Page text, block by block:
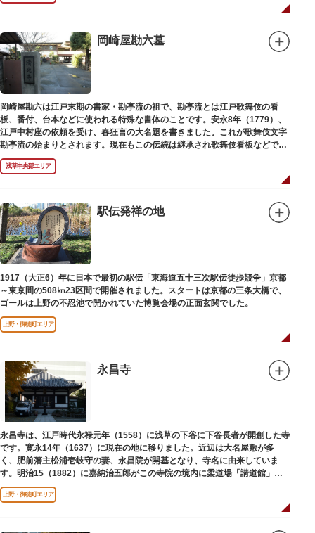
岡崎屋勘六墓
岡崎屋勘六は江戸末期の書家・勘亭流の祖で、勘亭流とは江戸歌舞伎の看
板、番付、台本などに使われる特殊な書体のことです。安永8年（1779）、
江戸中村座の依頼を受け、春狂言の大名題を書きました。これが歌舞伎文字
勘亭流の始まりとされます。現在もこの伝統は継承され歌舞伎看板などで使
われています。 お墓は清光寺（せいこうじ）境内にあります。
浅草中央部エリア
駅伝発祥の地
1917（大正6）年に日本で最初の駅伝「東海道五十三次駅伝徒歩競争」京都
～東京間の508㎞23区間で開催されました。スタートは京都の三条大橋で、
ゴールは上野の不忍池で開かれていた博覧会場の正面玄関でした。
上野・御徒町エリア
永昌寺
永昌寺は、江戸時代永禄元年（1558）に浅草の下谷に下谷長者が開創した寺
です。寛永14年（1637）に現在の地に移りました。近辺は大名屋敷が多
く、肥前藩主松浦壱岐守の妻、永昌院が開基となり、寺名に由来していま
す。明治15（1882）に嘉納治五郎がこの寺院の境内に柔道場「講道館」を
設立しました。
上野・御徒町エリア